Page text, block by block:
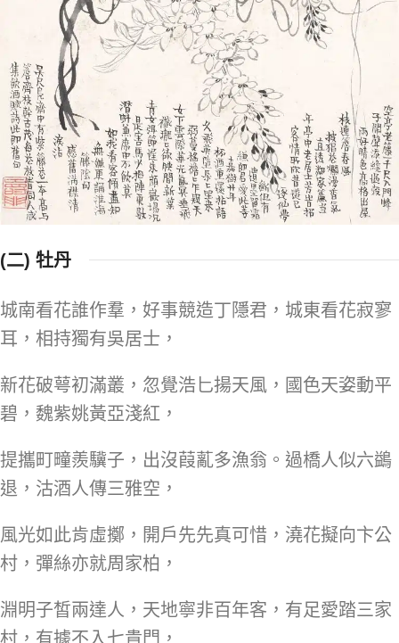
(二) 牡丹
城南看花誰作羣，好事競造丁隱君，城東看花寂寥
耳，相持獨有吳居士，
新花破萼初滿叢，忽覺浩匕揚天風，國色天姿動平
碧，魏紫姚黃亞淺紅，
提攜町疃羨驥子，出沒葭薍多漁翁。過橋人似六鷁
退，沽酒人傳三雅空，
風光如此肯虛擲，開戶先先真可惜，澆花擬向卞公
村，彈絲亦就周家柏，
淵明子皙兩達人，天地寧非百年客，有足愛踏三家
村，有據不入七貴門，